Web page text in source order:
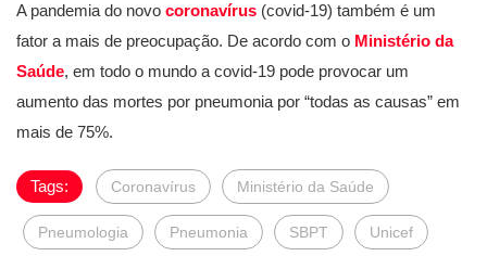
A pandemia do novo coronavírus (covid-19) também é um
fator a mais de preocupação. De acordo com o Ministério da
Saúde, em todo o mundo a covid-19 pode provocar um
aumento das mortes por pneumonia por “todas as causas” em
mais de 75%.
Tags: Coronavírus Ministério da Saúde
Pneumologia Pneumonia SBPT Unicef